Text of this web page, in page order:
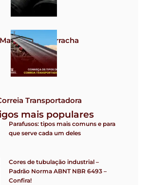
Mangote de borracha
Transportadora
mais populares
Parafusos: tipos mais comuns e para
que serve cada um deles
Cores de tubulação industrial –
Padrão Norma ABNT NBR 6493 –
Confira!